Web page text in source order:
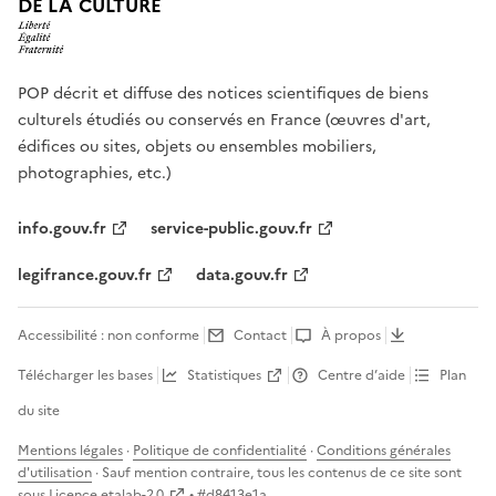
DE LA CULTURE
POP décrit et diffuse des notices scientifiques de biens
culturels étudiés ou conservés en France (œuvres d'art,
édifices ou sites, objets ou ensembles mobiliers,
photographies, etc.)
info.gouv.fr
service-public.gouv.fr
legifrance.gouv.fr
data.gouv.fr
Accessibilité : non conforme Contact
À propos
Télécharger les bases
Statistiques Centre d’aide
Plan
du site
Mentions légales · Politique de confidentialité ·Conditions générales
d'utilisation · Sauf mention contraire, tous les contenus de ce site sont